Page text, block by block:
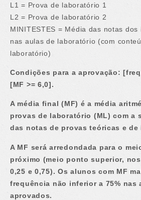
L1 = Prova de laboratório 1
L2 = Prova de laboratório 2
MINITESTES = Média das notas
nas aulas de laboratório (com
laboratório)
Condições para a aprovação:
[MF >= 6,0].
A média final (MF) é a média
provas de laboratório (ML) com a
das notas de provas teóricas e de
A MF será arredondada para o
próximo (meio ponto superior,
0,25 e 0,75). Os alunos com MF
frequência não inferior a 75% nas
aprovados.